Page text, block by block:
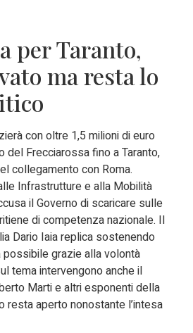
per Taranto,
ma resta lo
con oltre 1,5 milioni di euro
del Frecciarossa fino a Taranto,
collegamento con Roma.
Infrastrutture e alla Mobilità
il Governo di scaricare sulle
di competenza nazionale. Il
Dario Iaia replica sostenendo
grazie alla volontà
tema intervengono anche il
Marti e altri esponenti della
resta aperto nonostante l’intesa